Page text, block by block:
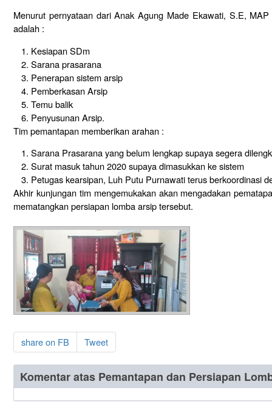
Menurut pernyataan dari Anak Agung Made Ekawati, S.E,
adalah :
Kesiapan SDm
Sarana prasarana
Penerapan sistem arsip
Pemberkasan Arsip
Temu balik
Penyusunan Arsip.
Tim pemantapan memberikan arahan :
Sarana Prasarana yang belum lengkap supaya segera
Surat masuk tahun 2020 supaya dimasukkan ke sistem
Petugas kearsipan, Luh Putu Purnawati terus berkoordinasi
Akhir kunjungan tim mengemukakan akan mengadakan
mematangkan persiapan lomba arsip tersebut.
share on FB Tweet
Komentar atas Pemantapan dan Persiapan